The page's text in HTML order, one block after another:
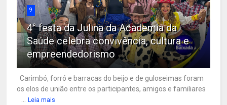
9
4° festa da Julina da Academia da
Saúde celebra convivência, cultura e
empreendedorismo
Carimbó, forró e barracas do beijo e de guloseimas foram
os elos de união entre os participantes, amigos e familiares
Leia mais